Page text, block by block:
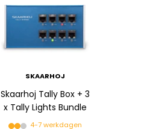
SKAARHOJ
Skaarhoj Tally Box + 3
x Tally Lights Bundle
4-7 werkdagen